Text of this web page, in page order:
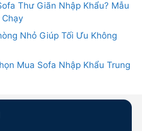
Thư Giãn Nhập Khẩu? Mẫu
Nhỏ Giúp Tối Ưu Không
Mua Sofa Nhập Khẩu Trung